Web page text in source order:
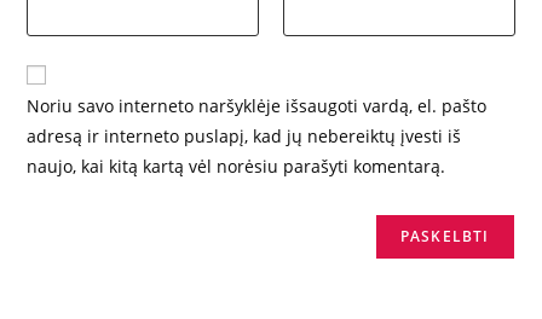
Noriu savo interneto naršyklėje išsaugoti vardą, el. pašto
adresą ir interneto puslapį, kad jų nebereiktų įvesti iš
naujo, kai kitą kartą vėl norėsiu parašyti komentarą.